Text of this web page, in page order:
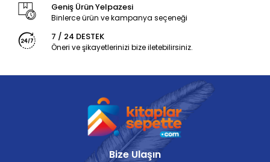
Geniş Ürün Yelpazesi
Binlerce ürün ve kampanya seçeneği
7 / 24 DESTEK
Öneri ve şikayetlerinizi bize iletebilirsiniz.
Bize Ulaşın